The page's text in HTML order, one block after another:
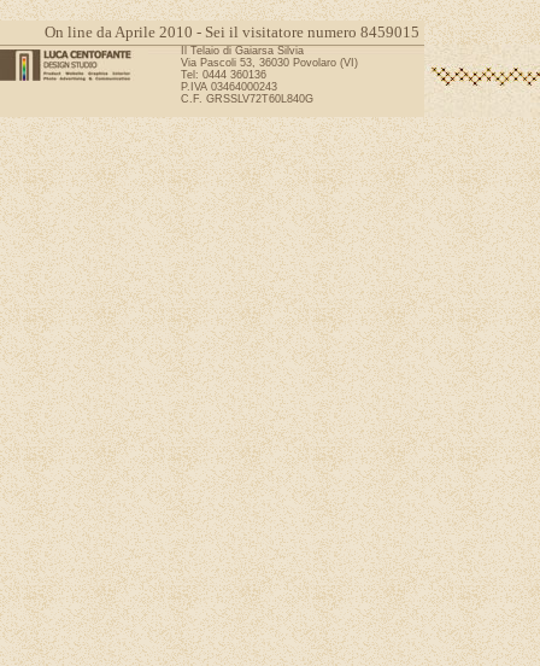
On line da Aprile 2010 - Sei il visitatore numero 8459015
Il Telaio di Gaiarsa Silvia
Via Pascoli 53, 36030 Povolaro (VI)
Tel: 0444 360136
P.IVA 03464000243
C.F. GRSSLV72T60L840G